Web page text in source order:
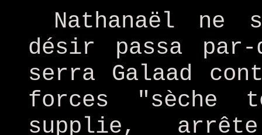
Nathanaël
désir passa
serra Galaad
forces "sèche
supplie,